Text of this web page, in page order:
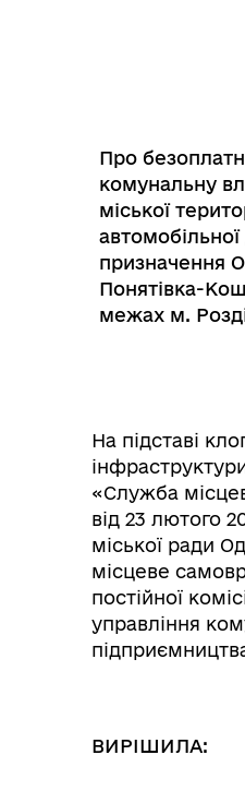
Графіки
робочі
Про
комунальну
міської
призначення
Понятівка-
межах м.
На підставі
«Служба
від 23 лютого
міської ради
місцеве
постійної
управління
ВИРІШИЛА: